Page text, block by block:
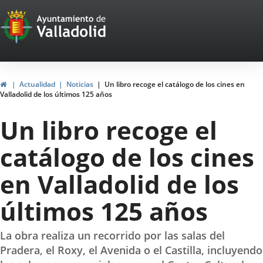
Portal
Web
del
Ayuntamiento
de
Valladolid
InicioActualidad Noticias
Un libro recoge el catálogo de los cines en
Valladolid de los últimos 125 años
Un libro recoge el
catálogo de los cines
en Valladolid de los
últimos 125 años
La obra realiza un recorrido por las salas del
Pradera, el Roxy, el Avenida o el Castilla, incluyendo